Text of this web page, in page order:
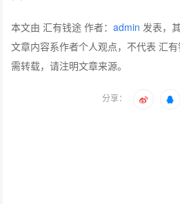
本文由 汇有钱途 作者：admin 发表，
文章内容系作者个人观点，不代表 汇
需转载，请注明文章来源。
分享：